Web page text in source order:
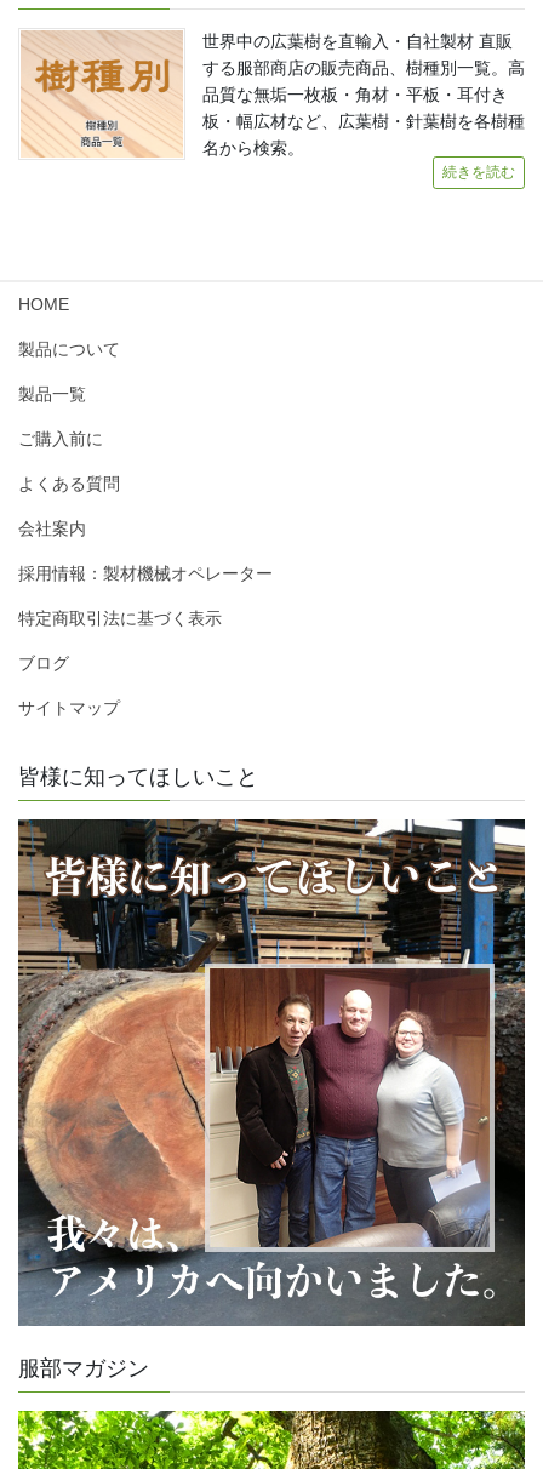
世界中の広葉樹を直輸入・自社製材 直販
する服部商店の販売商品、樹種別一覧。高
品質な無垢一枚板・角材・平板・耳付き
板・幅広材など、広葉樹・針葉樹を各樹種
名から検索。
続きを読む
HOME
製品について
製品一覧
ご購入前に
よくある質問
会社案内
採用情報：製材機械オペレーター
特定商取引法に基づく表示
ブログ
サイトマップ
皆様に知ってほしいこと
服部マガジン